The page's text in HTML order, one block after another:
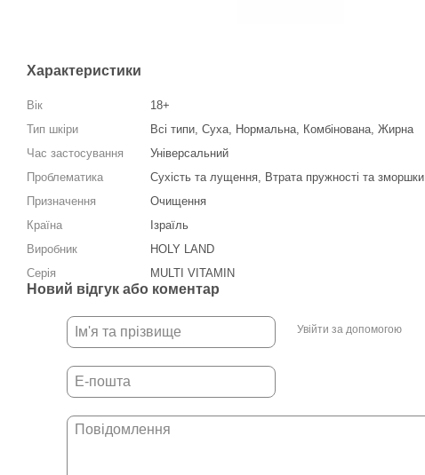
Характеристики
Вік
18+
Тип шкіри
Всі типи, Суха, Нормальна, Комбінована, Жирна
Час застосування
Універсальний
Проблематика
Сухість та лущення, Втрата пружності та зморшки
Призначення
Очищення
Країна
Ізраїль
Виробник
HOLY LAND
Серія
MULTI VITAMIN
Новий відгук або коментар
Увійти за допомогою